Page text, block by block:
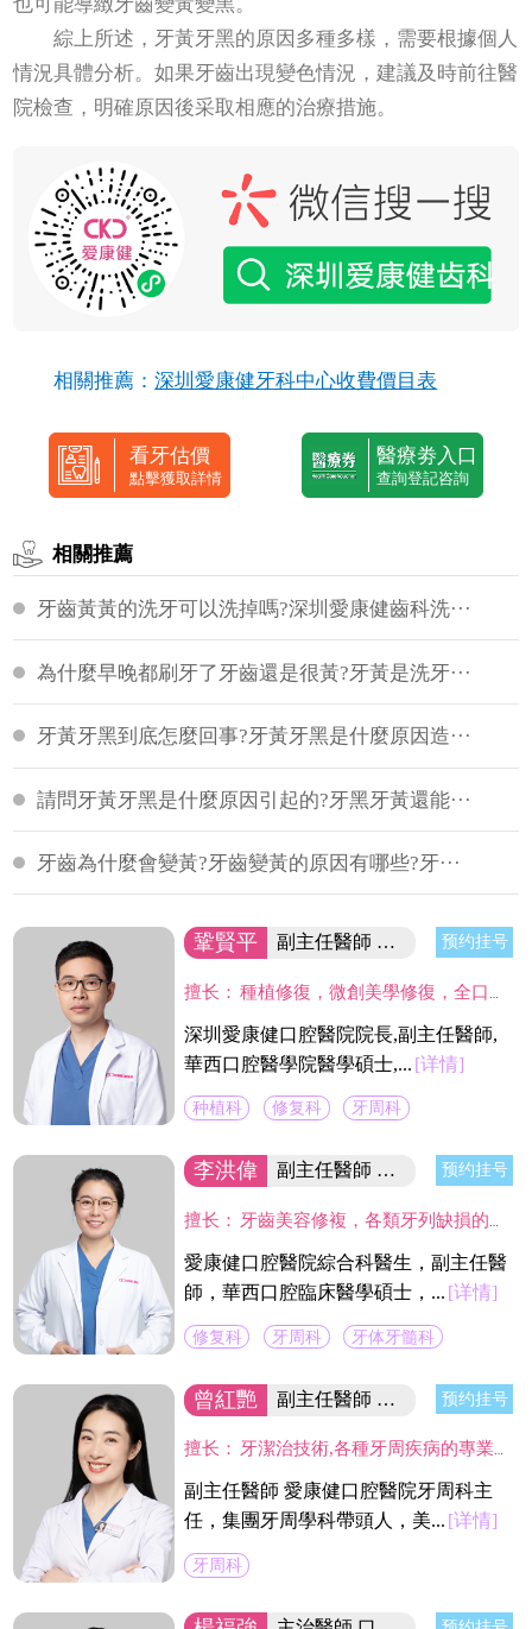
也可能導緻牙齒變黃變黑‌。
綜上所述，牙黃牙黑的原因多種多樣，需要根據個人
情況具體分析。如果牙齒出現變色情況，建議及時前往醫
院檢查，明確原因後采取相應的治療措施。
相關推薦：深圳愛康健牙科中心收費價目表
看牙估價
點擊獲取詳情
醫療劵入口
查詢登記咨詢
相關推薦
牙齒黃黃的洗牙可以洗掉嗎?深圳愛康健齒科洗···
為什麼早晚都刷牙了牙齒還是很黃?牙黃是洗牙···
牙黃牙黑到底怎麼回事?牙黃牙黑是什麼原因造···
請問牙黃牙黑是什麼原因引起的?牙黑牙黃還能···
牙齒為什麼會變黃?牙齒變黃的原因有哪些?牙···
鞏賢平 副主任醫師 醫院院長/碩士 预约挂号
擅长： 種植修復，微創美學修復，全口咬合重建等；熟練應用口腔顯微鏡並在顯微放大設備下進行種植手術、牙周美學手術及各類修復操作。熟練處理牙周病及牙體缺失、四環素、氟斑牙的全口美學修復工作，對於顯微治療有深入研究，具有豐富的口腔全科診療經驗。
深圳愛康健口腔醫院院長,副主任醫師,
華西口腔醫學院醫學碩士,... [详情]
种植科 修复科 牙周科
李洪偉 副主任醫師 口腔醫學碩士 预约挂号
擅长： 牙齒美容修複，各類牙列缺損的固定及活動義齒的修複、鑄造支架式可摘局部義齒、 數字化修複、種植上部義齒修複等。在口腔數字化修複、口腔色度學、口腔仿生材料等領域進行過深入研究，成績顯著。
愛康健口腔醫院綜合科醫生，副主任醫
師，華西口腔臨床醫學碩士，... [详情]
修复科 牙周科 牙体牙髓科
曾紅艷 副主任醫師 集团牙周學科帶頭人 预约挂号
擅长： 牙潔治技術,各種牙周疾病的專業治療及手術治療(翻瓣術及牙周引導骨組織再造術,龈切除術)及種植體周圍感染疾病的治療。
副主任醫師 愛康健口腔醫院牙周科主
任，集團牙周學科帶頭人，美... [详情]
牙周科